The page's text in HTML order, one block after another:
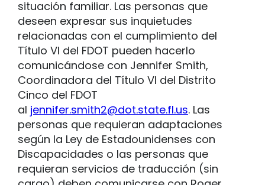
situación familiar. Las personas que
deseen expresar sus inquietudes
relacionadas con el cumplimiento del
Título VI del FDOT pueden hacerlo
comunicándose con Jennifer Smith,
Coordinadora del Título VI del Distrito
Cinco del FDOT
al jennifer.smith2@dot.state.fl.us. Las
personas que requieran adaptaciones
según la Ley de Estadounidenses con
Discapacidades o las personas que
requieran servicios de traducción (sin